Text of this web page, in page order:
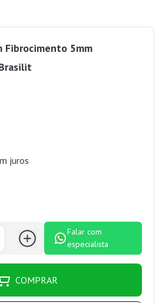
Fibrocimento 5mm
juros
Falar com
especialista
COMPRAR